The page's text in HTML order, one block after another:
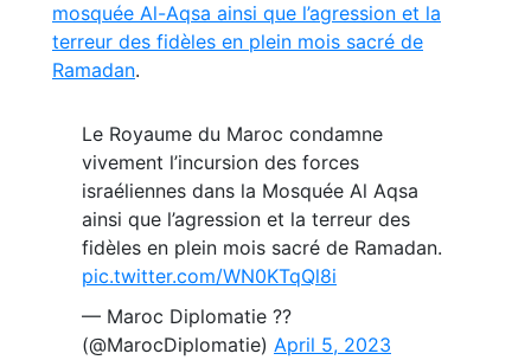
mosquée Al-Aqsa ainsi que l’agression et la
terreur des fidèles en plein mois sacré de
Ramadan.
Le Royaume du Maroc condamne
vivement l’incursion des forces
israéliennes dans la Mosquée Al Aqsa
ainsi que l’agression et la terreur des
fidèles en plein mois sacré de Ramadan.
pic.twitter.com/WN0KTqQl8i
— Maroc Diplomatie ??
(@MarocDiplomatie) April 5, 2023